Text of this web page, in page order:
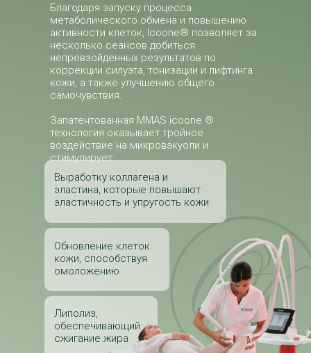
Благодаря запуску процесса
метаболического обмена и повышению
активности клеток, Icoone® позволяет за
несколько сеансов добиться
непревзойдённых результатов по
коррекции силуэта, тонизации и лифтинга
кожи, а также улучшению общего
самочувствия.
Запатентованная ММАЅ icoone ®
технология оказывает тройное
воздействие на микровакуоли и
стимулирует:
Выработку коллагена и
эластина, которые повышают
эластичность и упругость кожи
Обновление клеток
кожи, способствуя
омоложению
Липолиз,
обеспечивающий
сжигание жира